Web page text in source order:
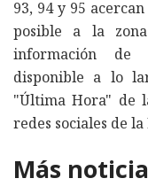
93, 94 y 95
posible a la
información de
disponible a lo
"Última Hora" de
redes sociales de
Más